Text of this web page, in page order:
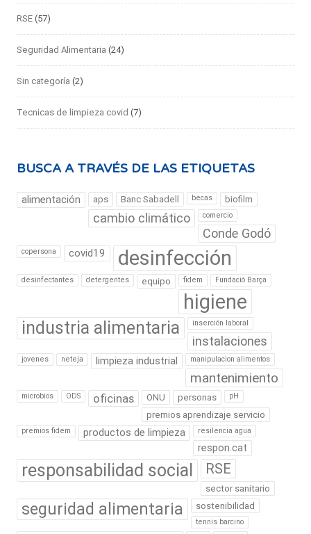
RSE (57)
Seguridad Alimentaria (24)
Sin categoría (2)
Tecnicas de limpieza covid (7)
BUSCA A TRAVÉS DE LAS ETIQUETAS
alimentación aps Banc Sabadell becas biofilm
cambio climático comercio
Conde Godó
copersona covid19 desinfección
desinfectantes detergentes equipo fidem Fundació Barça
higiene
industria alimentaria inserción laboral
instalaciones
jovenes neteja limpieza industrial manipulacion alimentos
mantenimiento
microbios ODS oficinas ONU personas pH
premios aprendizaje servicio
premios fidem productos de limpieza resilencia agua
respon.cat
responsabilidad social RSE
sector sanitario
seguridad alimentaria sostenibilidad
tennis barcino